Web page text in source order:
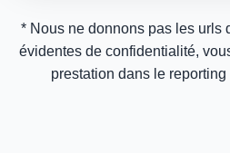
* Nous ne donnons pas les urls
évidentes de confidentialité,
prestation dans le